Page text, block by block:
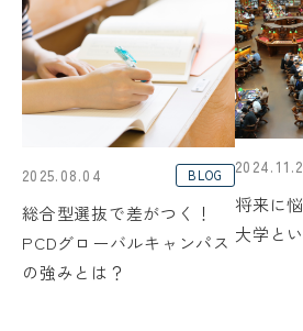
運営団体のご紹
国内提携中学・高校の
説明会お申
2025.08.04 BLOG
総合型選抜で差がつく！
PCDグローバルキャンパス
の強みとは？
将来に
大学と